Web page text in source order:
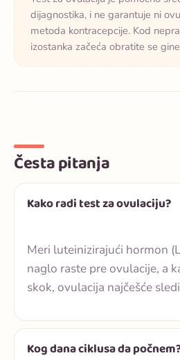
dijagnostika, i ne garantuje ni
metoda kontracepcije. Kod
izostanka začeća obratite se
Česta pitanja
Kako radi test za ovulaciju?
Meri luteinizirajući hormon
naglo raste pre ovulacije, a
skok, ovulacija najčešće
Kog dana ciklusa da